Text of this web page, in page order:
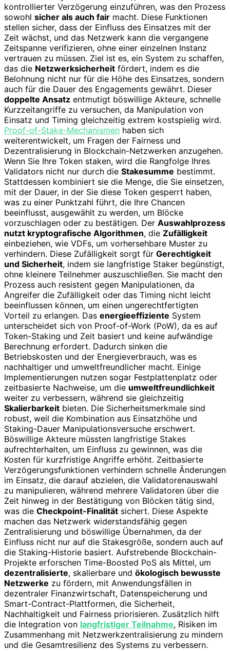
kontrollierter Verzögerung einzuführen, was den Prozess
sowohl sicher als auch fair macht. Diese Funktionen
stellen sicher, dass der Einfluss des Einsatzes mit der
Zeit wächst, und das Netzwerk kann die vergangene
Zeitspanne verifizieren, ohne einer einzelnen Instanz
vertrauen zu müssen. Ziel ist es, ein System zu schaffen,
das die Netzwerksicherheit fördert, indem es die
Belohnung nicht nur für die Höhe des Einsatzes, sondern
auch für die Dauer des Engagements gewährt. Dieser
doppelte Ansatz entmutigt böswillige Akteure, schnelle
Kurzzeitangriffe zu versuchen, da Manipulation von
Einsatz und Timing gleichzeitig extrem kostspielig wird.
Proof-of-Stake-Mechanismen haben sich
weiterentwickelt, um Fragen der Fairness und
Dezentralisierung in Blockchain-Netzwerken anzugehen.
Wenn Sie Ihre Token staken, wird die Rangfolge Ihres
Validators nicht nur durch die Stakesumme bestimmt.
Stattdessen kombiniert sie die Menge, die Sie einsetzen,
mit der Dauer, in der Sie diese Token gesperrt haben,
was zu einer Punktzahl führt, die Ihre Chancen
beeinflusst, ausgewählt zu werden, um Blöcke
vorzuschlagen oder zu bestätigen. Der Auswahlprozess
nutzt kryptografische Algorithmen, die Zufälligkeit
einbeziehen, wie VDFs, um vorhersehbare Muster zu
verhindern. Diese Zufälligkeit sorgt für Gerechtigkeit
und Sicherheit, indem sie langfristige Staker begünstigt,
ohne kleinere Teilnehmer auszuschließen. Sie macht den
Prozess auch resistent gegen Manipulationen, da
Angreifer die Zufälligkeit oder das Timing nicht leicht
beeinflussen können, um einen ungerechtfertigten
Vorteil zu erlangen. Das energieeffiziente System
unterscheidet sich von Proof-of-Work (PoW), da es auf
Token-Staking und Zeit basiert und keine aufwändige
Berechnung erfordert. Dadurch sinken die
Betriebskosten und der Energieverbrauch, was es
nachhaltiger und umweltfreundlicher macht. Einige
Implementierungen nutzen sogar Festplattenplatz oder
zeitbasierte Nachweise, um die umweltfreundlichkeit
weiter zu verbessern, während sie gleichzeitig
Skalierbarkeit bieten. Die Sicherheitsmerkmale sind
robust, weil die Kombination aus Einsatzhöhe und
Staking-Dauer Manipulationsversuche erschwert.
Böswillige Akteure müssten langfristige Stakes
aufrechterhalten, um Einfluss zu gewinnen, was die
Kosten für kurzfristige Angriffe erhöht. Zeitbasierte
Verzögerungsfunktionen verhindern schnelle Änderungen
im Einsatz, die darauf abzielen, die Validatorenauswahl
zu manipulieren, während mehrere Validatoren über die
Zeit hinweg in der Bestätigung von Blöcken tätig sind,
was die Checkpoint-Finalität sichert. Diese Aspekte
machen das Netzwerk widerstandsfähig gegen
Zentralisierung und böswillige Übernahmen, da der
Einfluss nicht nur auf die Stakesgröße, sondern auch auf
die Staking-Historie basiert. Aufstrebende Blockchain-
Projekte erforschen Time-Boosted PoS als Mittel, um
dezentralisierte, skalierbare und ökologisch bewusste
Netzwerke zu fördern, mit Anwendungsfällen in
dezentraler Finanzwirtschaft, Datenspeicherung und
Smart-Contract-Plattformen, die Sicherheit,
Nachhaltigkeit und Fairness priorisieren. Zusätzlich hilft
die Integration von langfristiger Teilnahme, Risiken im
Zusammenhang mit Netzwerkzentralisierung zu mindern
und die Gesamtresilienz des Systems zu verbessern.